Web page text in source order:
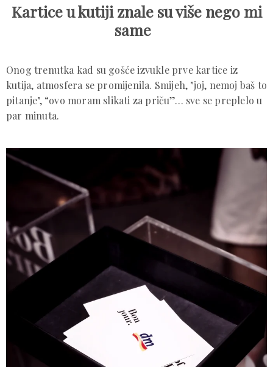
Kartice u kutiji znale su više nego mi
same
Onog trenutka kad su gošće izvukle prve kartice iz
kutija, atmosfera se promijenila. Smijeh, "joj, nemoj baš to
pitanje", “ovo moram slikati za priču”… sve se preplelo u
par minuta.